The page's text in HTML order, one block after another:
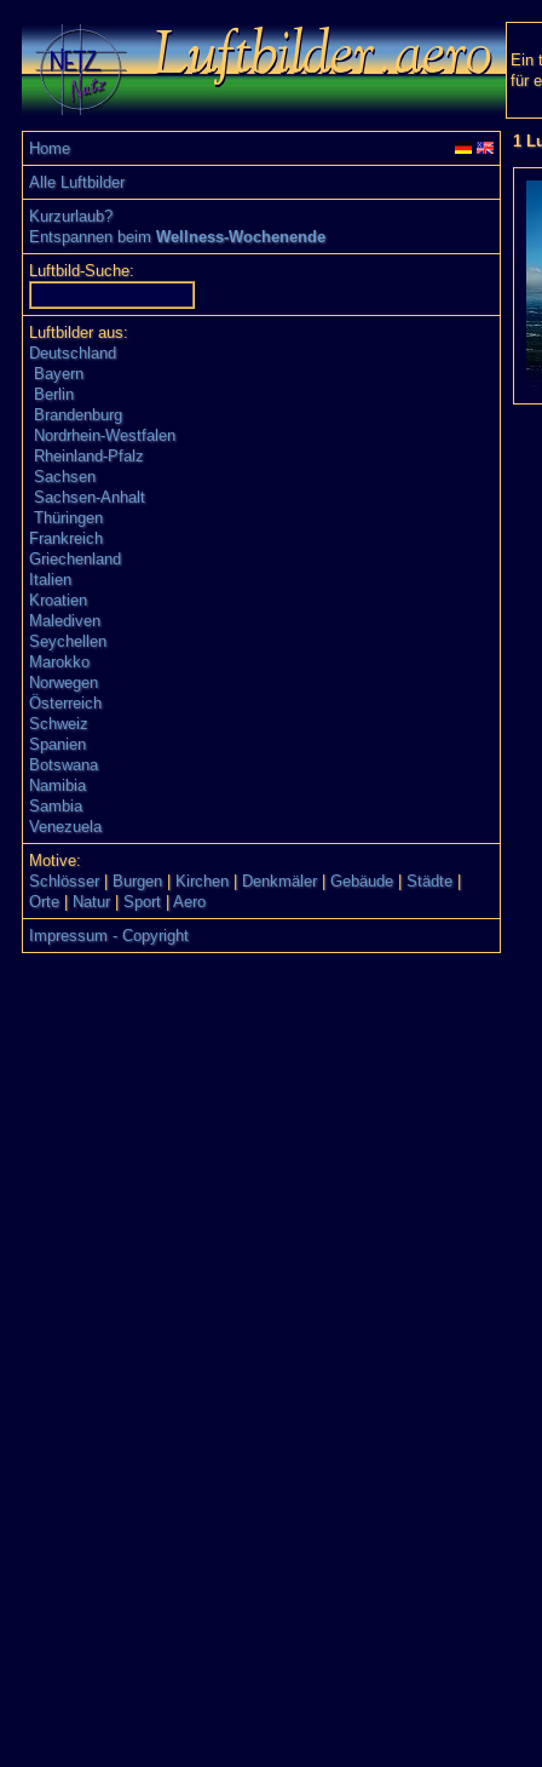
Ein
für
Home
Alle Luftbilder
Kurzurlaub?
Entspannen beim Wellness-Wochenende
Luftbild-Suche:
Luftbilder aus:
Deutschland
Bayern
Berlin
Brandenburg
Nordrhein-Westfalen
Rheinland-Pfalz
Sachsen
Sachsen-Anhalt
Thüringen
Frankreich
Griechenland
Italien
Kroatien
Malediven
Seychellen
Marokko
Norwegen
Österreich
Schweiz
Spanien
Botswana
Namibia
Sambia
Venezuela
Motive:
Schlösser| Burgen| Kirchen| Denkmäler| Gebäude| Städte|
Orte| Natur| Sport
Aero
Impressum - Copyright
1